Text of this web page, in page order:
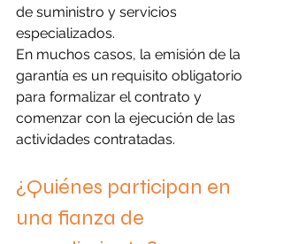
de suministro y servicios
especializados.
En muchos casos, la emisión de la
garantía es un requisito obligatorio
para formalizar el contrato y
comenzar con la ejecución de las
actividades contratadas.
¿Quiénes participan en
una fianza de